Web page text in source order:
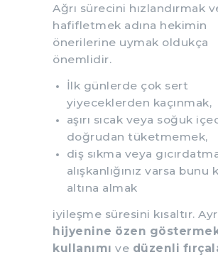
Ağrı sürecini hızlandırmak
hafifletmek adına hekimin
önerilerine uymak oldukça
önemlidir.
İlk günlerde çok sert
yiyeceklerden kaçınmak,
aşırı sıcak veya soğuk
doğrudan tüketmemek,
diş sıkma veya
alışkanlığınız varsa bunu
altına almak
iyileşme süresini kısaltır.
hijyenine özen
kullanımı ve düzenli